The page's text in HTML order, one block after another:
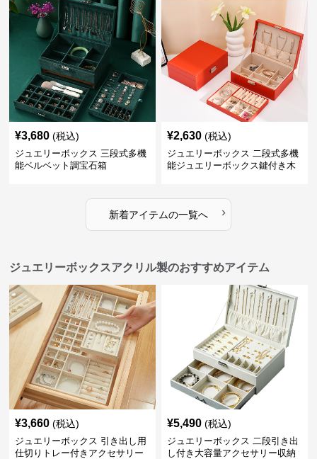
¥3,680 (税込)
ジュエリーボックス 三段式多機
能ベルベット調宝石箱
¥2,630 (税込)
ジュエリーボックス 二段式多機
能ジュエリーボックス鍵付き木
新着アイテムの一覧へ ›
ジュエリーボックスアクリル製のおすすめアイテム
¥3,660 (税込)
ジュエリーボックス 引き出し用
仕切りトレー付きアクセサリー
¥5,490 (税込)
ジュエリーボックス 二段引き出
し付き大容量アクセサリー収納